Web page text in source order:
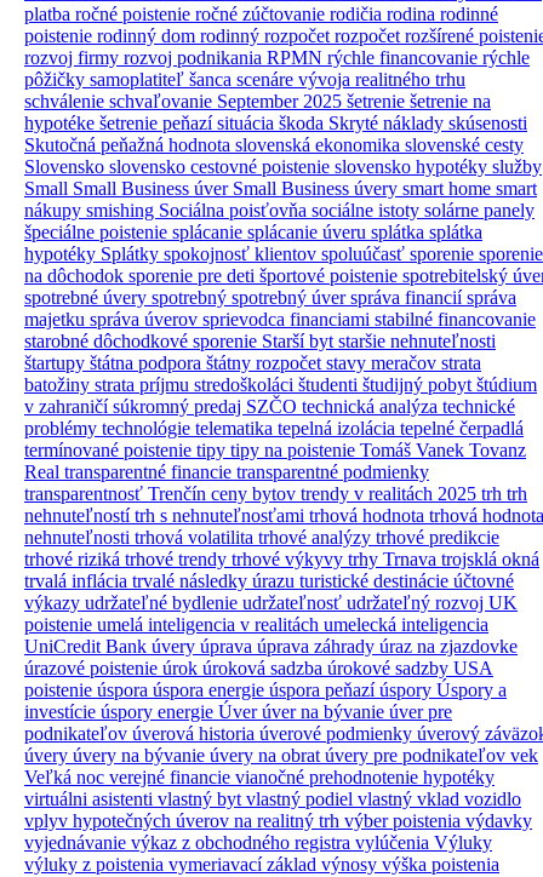
platba ročné poistenie ročné zúčtovanie rodičia rodina rodinné
poistenie rodinný dom rodinný rozpočet rozpočet rozšírené
rozvoj firmy rozvoj podnikania RPMN rýchle financovanie rýchle
pôžičky samoplatiteľ šanca scenáre vývoja realitného trhu
schválenie schvaľovanie September 2025 šetrenie šetrenie na
hypotéke šetrenie peňazísituácia škoda Skryté náklady skúsenosti
Skutočná peňažná hodnota slovenská ekonomika slovenské cesty
Slovensko slovensko cestovné poistenie slovensko hypotéky služby
Small Small Business úver Small Business úvery smart home smart
nákupy smishing Sociálna poisťovňa sociálne istoty solárne panely
špeciálne poistenie splácanie splácanie úveru splátka splátka
hypotéky Splátky spokojnosť klientov spoluúčasť sporenie sporenie
na dôchodok sporenie pre deti športové poistenie spotrebitelský
spotrebné úvery spotrebný spotrebný úverspráva financiíspráva
majetku správa úverov sprievodca financiami stabilné financovanie
starobné dôchodkové sporenie Starší byt staršie nehnuteľnosti
štartupy štátna podpora štátny rozpočet stavy meračov strata
batožiny strata príjmu stredoškoláci študenti študijný pobyt štúdium
v zahraničísúkromný predaj SZČO technická analýza technické
problémy technológie telematika tepelná izolácia tepelné čerpadlá
termínované poistenie tipy tipy na poistenie Tomáš Vanek Tovanz
Real transparentné financie transparentné podmienky
transparentnosť Trenčín ceny bytov trendy v realitách 2025 trh trh
nehnuteľnostítrh s nehnuteľnosťami trhová hodnota trhová hodnota
nehnuteľnosti trhová volatilita trhové analýzy trhové predikcie
trhové riziká trhové trendy trhové výkyvy trhy Trnava trojsklá okná
trvalá inflácia trvalé následky úrazu turistické destinácie účtovné
výkazy udržateľné bydlenie udržateľnosť udržateľný rozvoj UK
poistenie umelá inteligencia v realitách umelecká inteligencia
UniCredit Bank úvery úprava úprava záhrady úraz na zjazdovke
úrazové poistenie úrok úroková sadzba úrokové sadzby USA
poistenie úspora úspora energie úspora peňazíúspory Úspory a
investície úspory energie Úverúver na bývanie úver pre
podnikateľov úverová historia úverové podmienky úverový
úvery úvery na bývanie úvery na obrat úvery pre podnikateľov vek
Veľká noc verejné financie vianočné prehodnotenie hypotéky
virtuálni asistenti vlastný byt vlastný podiel vlastný vklad vozidlo
vplyv hypotečných úverov na realitný trh výber poistenia výdavky
vyjednávanie výkaz z obchodného registra vylúčenia Výluky
výluky z poistenia vymeriavací základ výnosy výška poistenia